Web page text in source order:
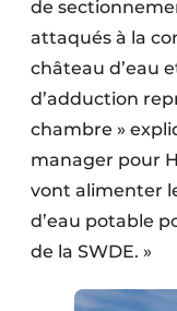
Sécurité
Software
Techniques
Travaux
de
attaqués à la
château d’eau
d’adduction
chambre »
manager pour
vont alimenter
d’eau potable
de la SWDE. »